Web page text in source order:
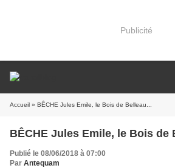
Publicité
Accueil » BÊCHE Jules Emile, le Bois de Belleau...
BÊCHE Jules Emile, le Bois de
Publié le 08/06/2018 à 07:00
Par Antequam